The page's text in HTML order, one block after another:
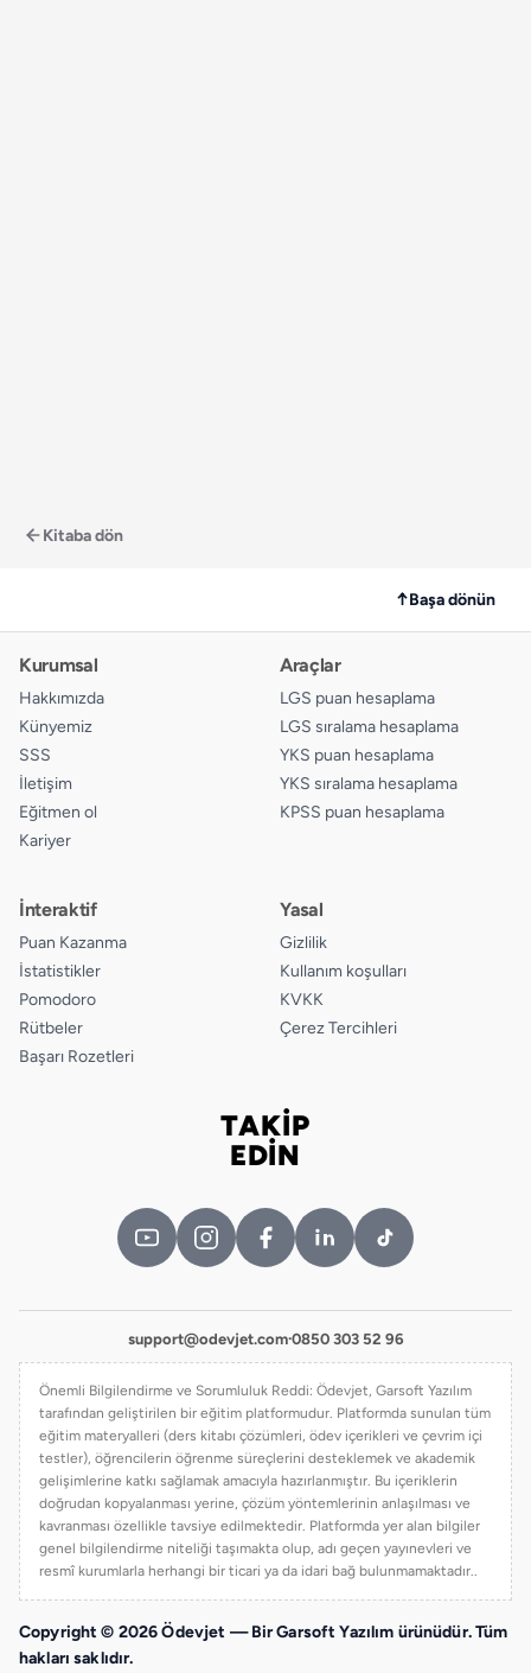
Kitaba dön
↑Başa dönün
Kurumsal
Hakkımızda
Künyemiz
SSS
İletişim
Eğitmen ol
Kariyer
Araçlar
LGS puan hesaplama
LGS sıralama hesaplama
YKS puan hesaplama
YKS sıralama hesaplama
KPSS puan hesaplama
İnteraktif
Puan Kazanma
İstatistikler
Pomodoro
Rütbeler
Başarı Rozetleri
Yasal
Gizlilik
Kullanım koşulları
KVKK
Çerez Tercihleri
TAKİP
EDİN
support@odevjet.com·0850 303 52 96
Önemli Bilgilendirme ve Sorumluluk Reddi: Ödevjet, Garsoft Yazılım
tarafından geliştirilen bir eğitim platformudur. Platformda sunulan tüm
eğitim materyalleri (ders kitabı çözümleri, ödev içerikleri ve çevrim içi
testler), öğrencilerin öğrenme süreçlerini desteklemek ve akademik
gelişimlerine katkı sağlamak amacıyla hazırlanmıştır. Bu içeriklerin
doğrudan kopyalanması yerine, çözüm yöntemlerinin anlaşılması ve
kavranması özellikle tavsiye edilmektedir. Platformda yer alan bilgiler
genel bilgilendirme niteliği taşımakta olup, adı geçen yayınevleri ve
resmî kurumlarla herhangi bir ticari ya da idari bağ bulunmamaktadır..
Copyright © 2026 Ödevjet — Bir Garsoft Yazılım ürünüdür. Tüm
hakları saklıdır.